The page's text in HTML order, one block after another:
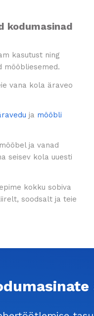
kodumasinad
kasutust ning
mööbliesemed.
vana kola äraveo
ja mööbli
ja vanad
seisev kola uuesti
kokku sobiva
soodsalt ja teie